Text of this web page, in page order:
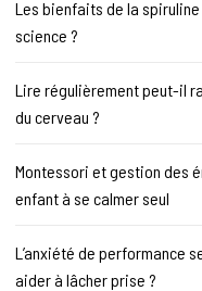
Les bienfaits de la
science ?
Lire régulièrement peut-il
du cerveau ?
Montessori et gestion des
enfant à se calmer seul
L’anxiété de performance
aider à lâcher prise ?